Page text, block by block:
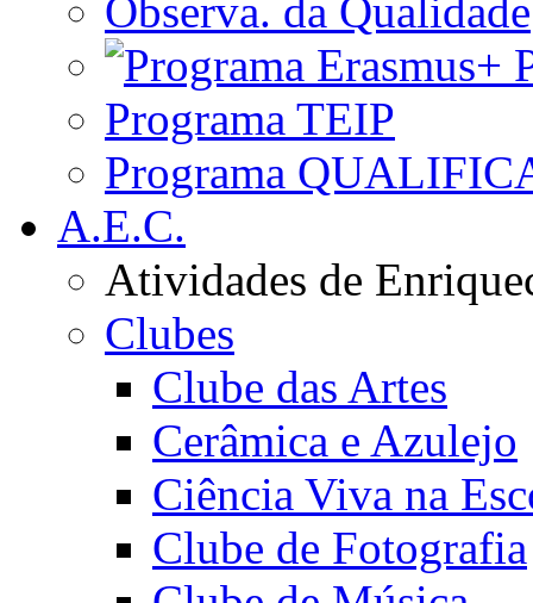
Observa. da Qualidade
Programa TEIP
Programa
A.E.C.
Atividades de
Clubes
Clube das Artes
Cerâmica e Azulejo
Ciência Viva na
Clube de Fotografia